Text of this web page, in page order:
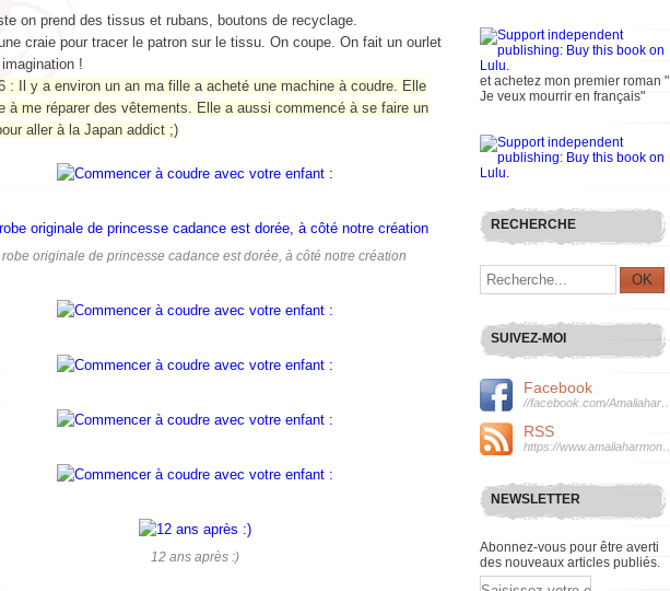
on prend des tissus et rubans, boutons de recyclage.
craie pour tracer le patron sur le tissu. On coupe. On fait un ourlet
!
: Il y a environ un an ma fille a acheté une machine à coudre. Elle
à me réparer des vêtements. Elle a aussi commencé à se faire un
aller à la Japan addict ;)
originale de princesse cadance est dorée, à côté notre création
12 ans après :)
et achetez mon premier roman "
Je veux mourrir en français"
RECHERCHE
SUIVEZ-MOI
Facebook
RSS
NEWSLETTER
Abonnez-vous pour être averti
des nouveaux articles publiés.
Email